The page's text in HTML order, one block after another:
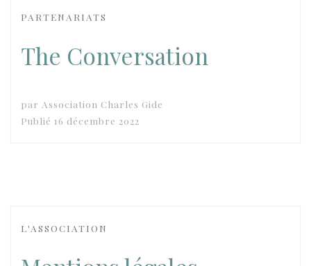
PARTENARIATS
The Conversation
par Association Charles Gide
Publié 16 décembre 2022
L'ASSOCIATION